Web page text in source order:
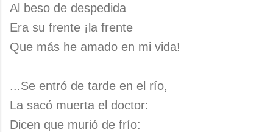
Al beso de despedida
Era su frente ¡la frente
Que más he amado en mi vida!
...Se entró de tarde en el río,
La sacó muerta el doctor:
Dicen que murió de frío: